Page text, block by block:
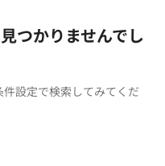
つかりませんでし
設定で検索してみてくだ